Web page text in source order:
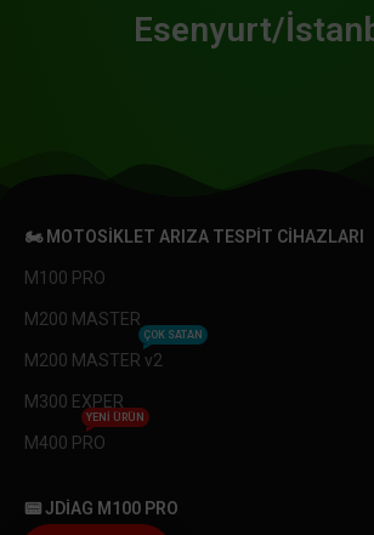
Esenyurt/
🏍️ MOTOSIKLET ARIZA TESPIT CIHAZLARI
M100 PRO
M200 MASTER
M200 MASTER v2
ÇOK SATAN
M300 EXPER
M400 PRO
YENI ÜRÜN
📟 JDIAG M100 PRO